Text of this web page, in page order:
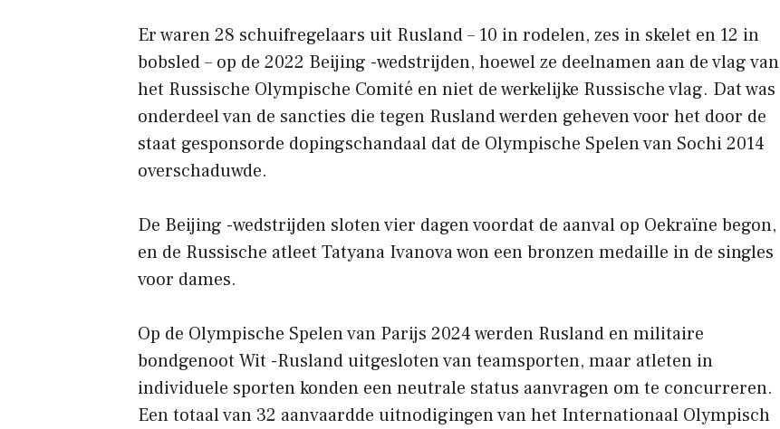
Er waren 28 schuifregelaars uit Rusland – 10 in rodelen, zes in skelet en 12 in
bobsled – op de 2022 Beijing -wedstrijden, hoewel ze deelnamen aan de vlag van
het Russische Olympische Comité en niet de werkelijke Russische vlag. Dat was
onderdeel van de sancties die tegen Rusland werden geheven voor het door de
staat gesponsorde dopingschandaal dat de Olympische Spelen van Sochi 2014
overschaduwde.
De Beijing -wedstrijden sloten vier dagen voordat de aanval op Oekraïne begon,
en de Russische atleet Tatyana Ivanova won een bronzen medaille in de singles
voor dames.
Op de Olympische Spelen van Parijs 2024 werden Rusland en militaire
bondgenoot Wit -Rusland uitgesloten van teamsporten, maar atleten in
individuele sporten konden een neutrale status aanvragen om te concurreren.
Een totaal van 32 aanvaardde uitnodigingen van het Internationaal Olympisch